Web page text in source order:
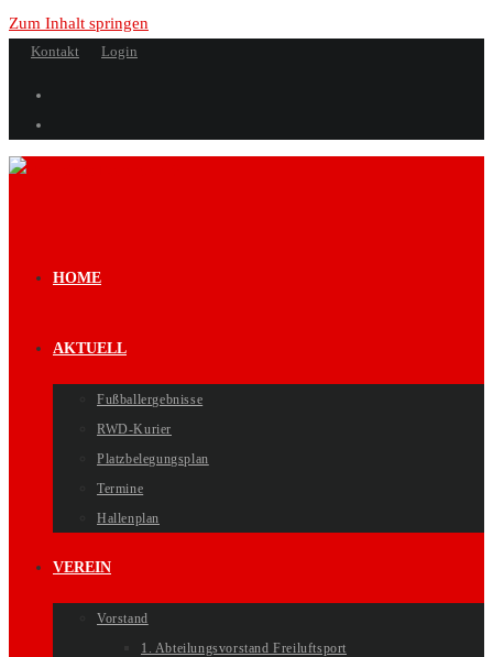
Zum Inhalt springen
Kontakt Login
HOME
AKTUELL
Fußballergebnisse
RWD-Kurier
Platzbelegungsplan
Termine
Hallenplan
VEREIN
Vorstand
1. Abteilungsvorstand Freiluftsport